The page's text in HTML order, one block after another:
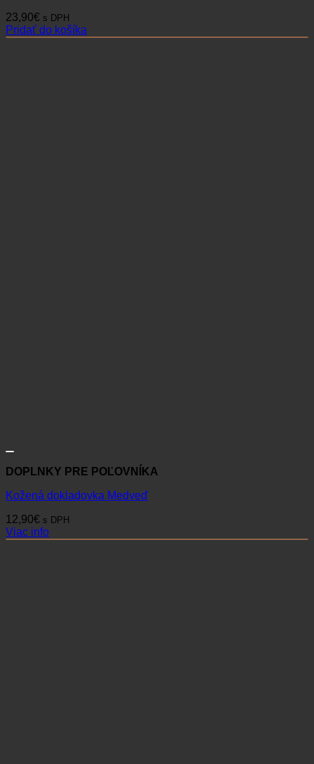
23,90€ s DPH
Pridať do košíka
DOPLNKY PRE POĽOVNÍKA
Kožená dokladovka Medveď
12,90€ s DPH
Viac info